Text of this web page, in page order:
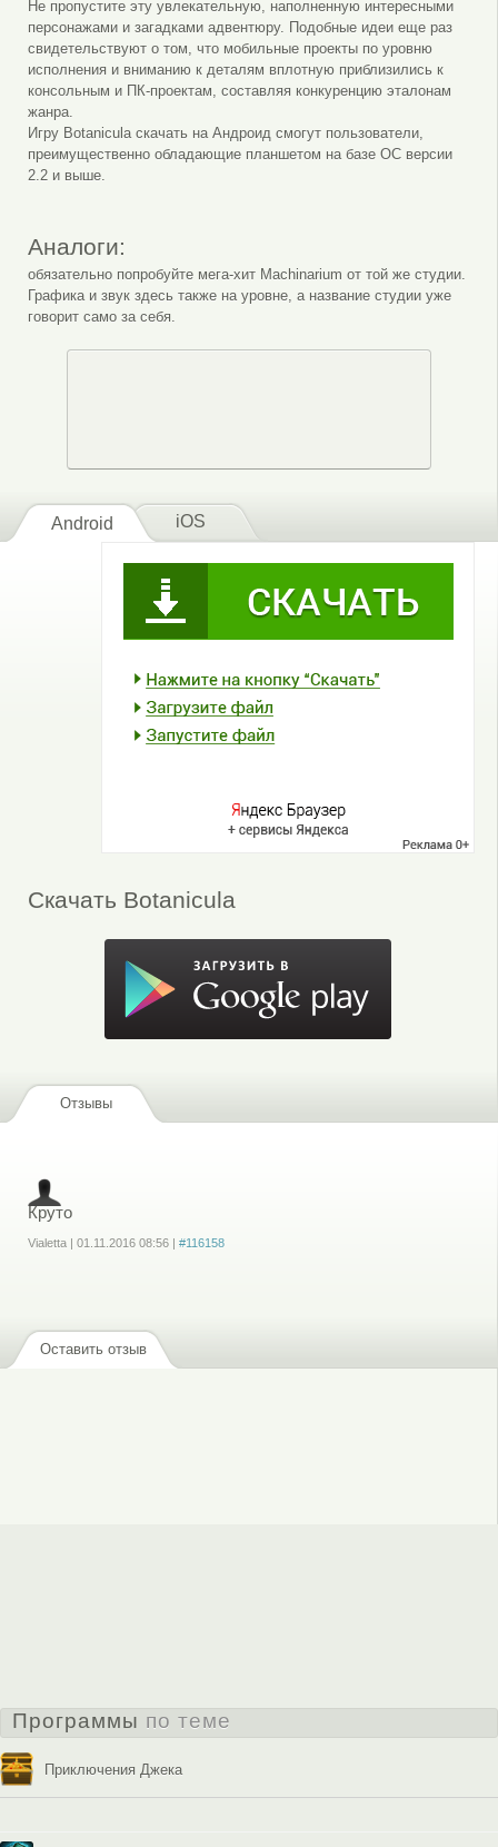
Не пропустите эту увлекательную, наполненную интересными
персонажами и загадками адвентюру. Подобные идеи еще раз
свидетельствуют о том, что мобильные проекты по уровню
исполнения и вниманию к деталям вплотную приблизились к
консольным и ПК-проектам, составляя конкуренцию эталонам
жанра.
Игру Botanicula скачать на Андроид смогут пользователи,
преимущественно обладающие планшетом на базе ОС версии
2.2 и выше.
Аналоги:
обязательно попробуйте мега-хит Machinarium от той же студии.
Графика и звук здесь также на уровне, а название студии уже
говорит само за себя.
Android iOS
Скачать Botanicula
Отзывы
Круто
Vialetta | 01.11.2016 08:56| #116158
Оставить отзыв
Программы по теме
Приключения Джека